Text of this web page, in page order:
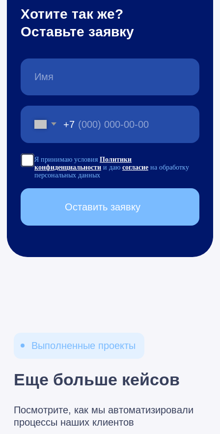
Изучить больше проектов
Оставьте заявку на
бесплатную
консультацию
и получите готовое
решение